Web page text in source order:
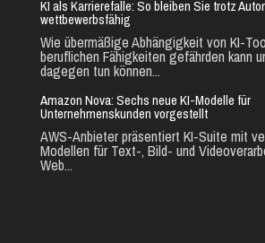
KI als Karrierefalle: So bleiben Sie trotz
wettbewerbsfähig
Wie übermäßige Abhängigkeit von KI-
beruflichen Fähigkeiten gefährden kann
dagegen tun können...
Amazon Nova: Sechs neue KI-Modelle für
Unternehmenskunden vorgestellt
AWS-Anbieter präsentiert KI-Suite mit
Modellen für Text-, Bild- und
Web...